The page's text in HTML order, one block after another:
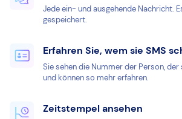
Jede ein- und ausgehende Nachricht.
gespeichert.
Erfahren Sie, wem sie SMS
Sie sehen die Nummer der Person, der
und können so mehr erfahren.
Zeitstempel ansehen